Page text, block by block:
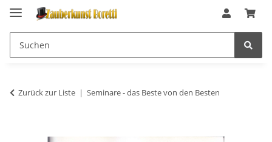
Zurück zur Liste Seminare - das Beste von den Besten